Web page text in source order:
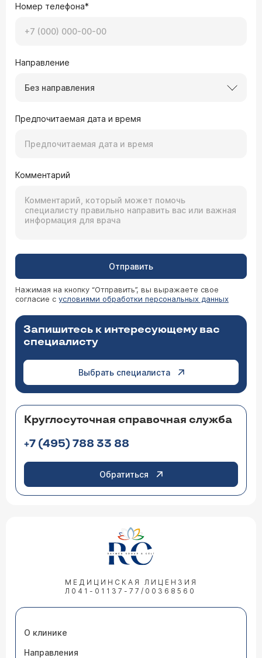
Номер телефона*
Направление
Без направления
Предпочитаемая дата и время
Комментарий
Отправить
Нажимая на кнопку “Отправить”, вы выражаете свое
согласие с условиями обработки персональных данных
Запишитесь к интересующему вас
специалисту
Выбрать специалиста
Круглосуточная справочная служба
+7 (495) 788 33 88
Обратиться
МЕДИЦИНСКАЯ ЛИЦЕНЗИЯ
Л041-01137-77/00368560
О клинике
Направления